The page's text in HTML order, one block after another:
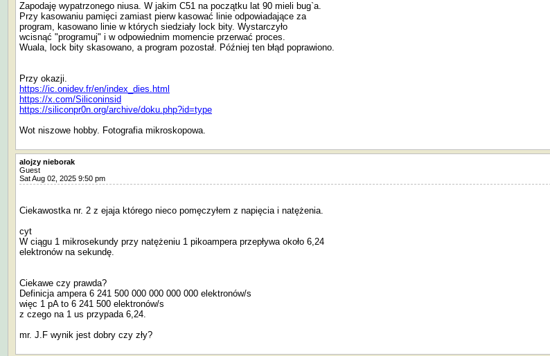
Zapodaję wypatrzonego niusa. W jakim C51 na początku lat 90 mieli bug`a.
Przy kasowaniu pamięci zamiast pierw kasować linie odpowiadające za
program, kasowano linie w których siedziały lock bity. Wystarczyło
wcisnąć "programuj" i w odpowiednim momencie przerwać proces.
Wuala, lock bity skasowano, a program pozostał. Później ten błąd poprawiono.
Przy okazji.
https://ic.onidev.fr/en/index_dies.html
https://x.com/Siliconinsid
https://siliconpr0n.org/archive/doku.php?id=type
Wot niszowe hobby. Fotografia mikroskopowa.
alojzy nieborak
Guest
Sat Aug 02, 2025 9:50 pm
Ciekawostka nr. 2 z ejaja którego nieco pomęczyłem z napięcia i natężenia.
cyt
W ciągu 1 mikrosekundy przy natężeniu 1 pikoampera przepływa około 6,24
elektronów na sekundę.
Ciekawe czy prawda?
Definicja ampera 6 241 500 000 000 000 000 elektronów/s
więc 1 pA to 6 241 500 elektronów/s
z czego na 1 us przypada 6,24.
mr. J.F wynik jest dobry czy zły?